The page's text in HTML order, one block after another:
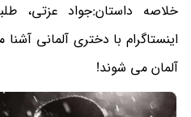
خلاصه داستان:جواد عزتی،
اینستاگرام با دختری آلمانی
آلمان می شوند!